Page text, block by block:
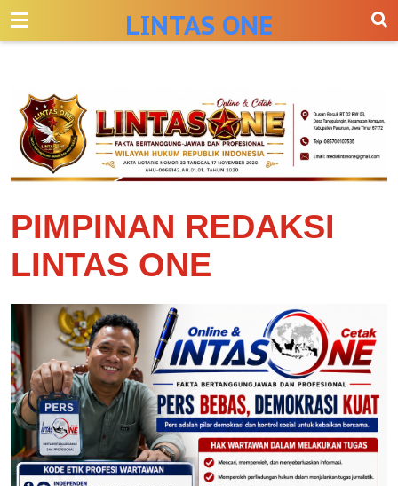
--> LINTAS ONE
PIMPINAN REDAKSI
LINTAS ONE